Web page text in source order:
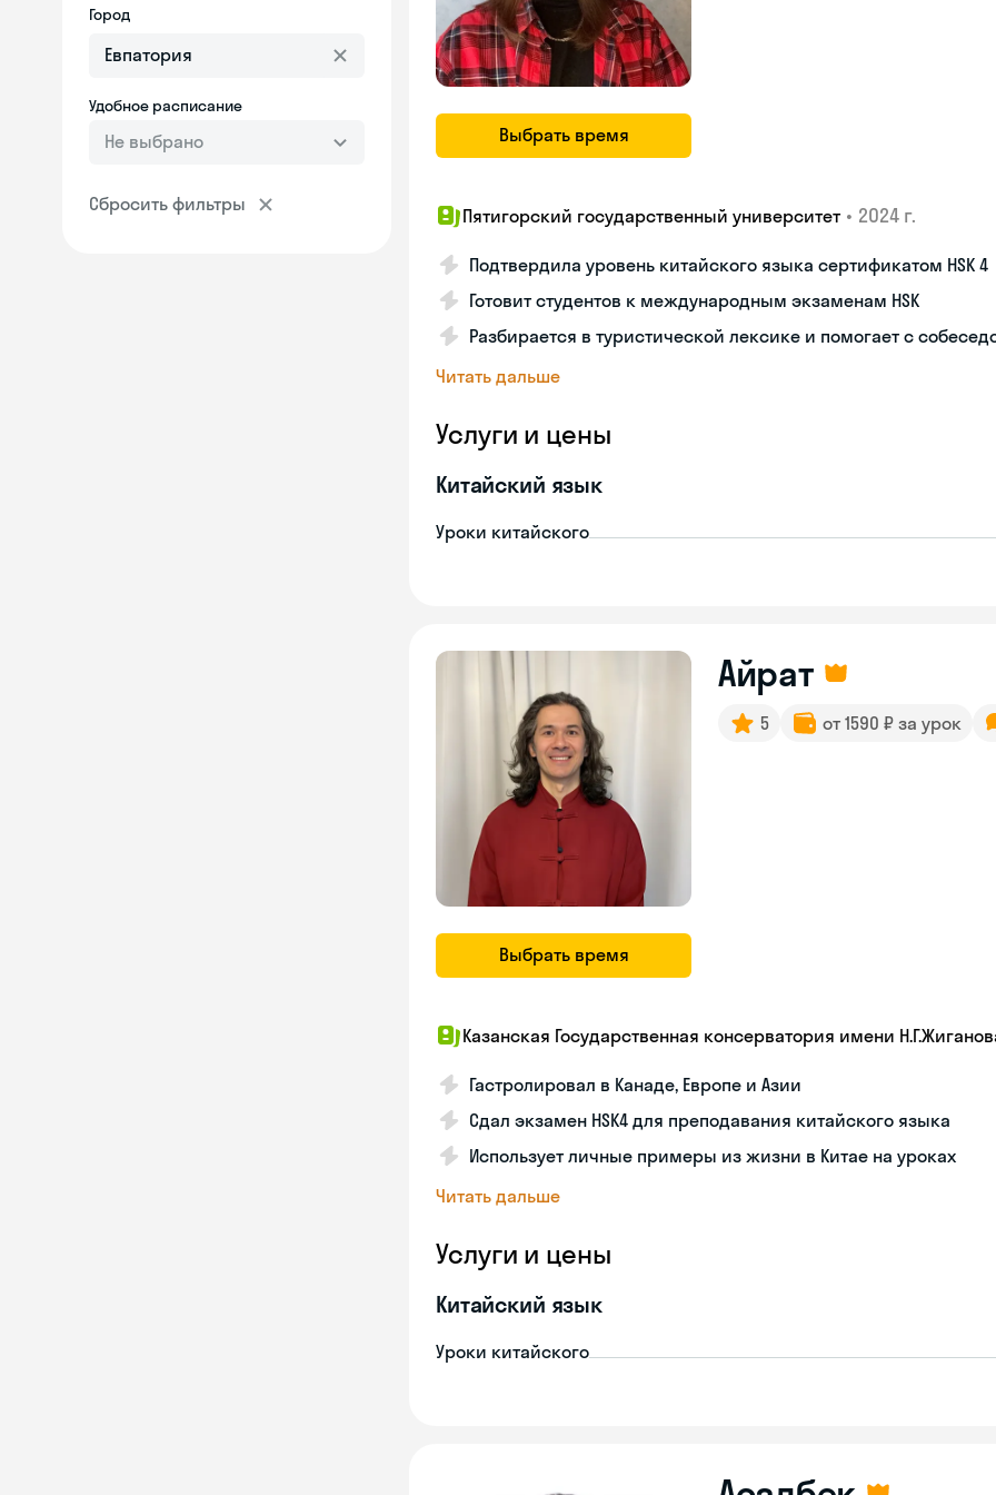
Город
Удобное расписание
Не выбрано
Сбросить фильтры
Выбрать время
Пятигорский государственный университет • 2024 г.
Подтвердила уровень китайского языка сертификатом HSK 4
Готовит студентов к международным экзаменам HSK
Разбирается в туристической лексике и помогает с
Читать дальше
Услуги и цены
Китайский язык
Уроки китайского
Выбрать время
Айрат
5 от 1590 ₽ за урок
Казанская Государственная консерватория имени
Гастролировал в Канаде, Европе и Азии
Сдал экзамен HSK4 для преподавания китайского языка
Использует личные примеры из жизни в Китае на уроках
Читать дальше
Услуги и цены
Китайский язык
Уроки китайского